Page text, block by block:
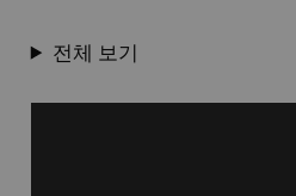
전체 보기